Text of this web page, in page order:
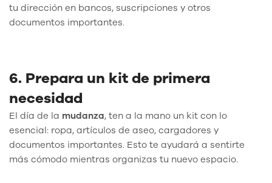
tu dirección en bancos, suscripciones y otros
documentos importantes.
6. Prepara un kit de primera
necesidad
El día de la mudanza, ten a la mano un kit con lo
esencial: ropa, artículos de aseo, cargadores y
documentos importantes. Esto te ayudará a sentirte
más cómodo mientras organizas tu nuevo espacio.